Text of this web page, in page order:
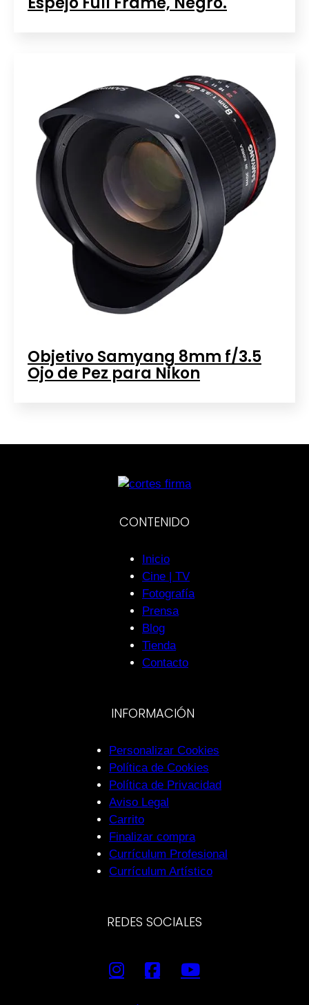
Objetivo Samyang 8mm f/3.5
Ojo de Pez para Nikon
CONTENIDO
Inicio
Cine | TV
Fotografía
Prensa
Blog
Tienda
Contacto
INFORMACIÓN
Personalizar Cookies
Política de Cookies
Política de Privacidad
Aviso Legal
Carrito
Finalizar compra
Currículum Profesional
Currículum Artístico
REDES SOCIALES